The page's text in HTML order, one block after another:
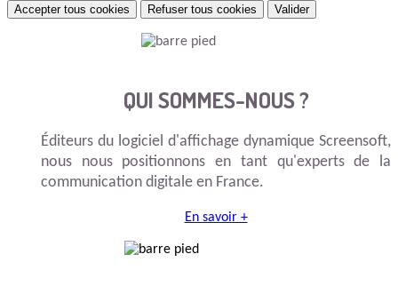
Accepter tous cookies Refuser tous cookies Valider
QUI SOMMES-NOUS ?
Éditeurs du logiciel d'affichage dynamique Screensoft,
nous nous positionnons en tant qu'experts de la
communication digitale en France.
En savoir +